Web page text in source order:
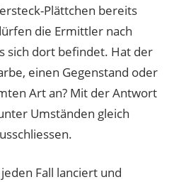
Plättchen bereits
die Ermittler nach
sich dort befindet. Hat der
einen Gegenstand oder
Art an? Mit der Antwort
Umständen gleich
Fall lanciert und